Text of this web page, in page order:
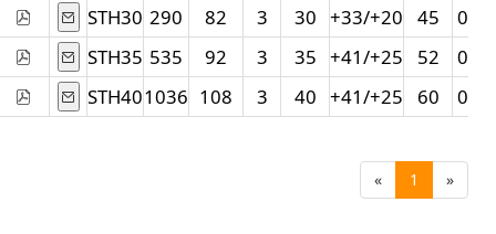
STH30 290 82 3 30 +33/+20 45
0/-
STH35 535 92 3 35 +41/+25 52
0/-
STH401036 108 3 40 +41/+25 60 0/-
« 1 »